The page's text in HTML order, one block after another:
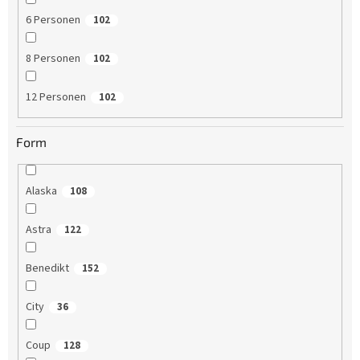
6 Personen 102
8 Personen 102
12 Personen 102
Form
Alaska 108
Astra 122
Benedikt 152
City 36
Coup 128